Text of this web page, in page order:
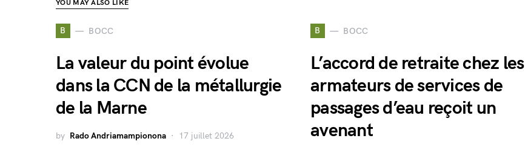
YOU MAY ALSO LIKE
B BOCC
La valeur du point évolue
dans la CCN de la métallurgie
de la Marne
by Rado Andriamampionona 17 juillet 2026
B BOCC
L’accord de retraite chez les
armateurs de services de
passages d’eau reçoit un
avenant